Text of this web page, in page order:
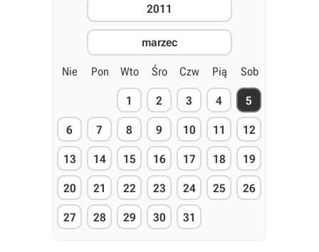
2011
marzec
Nie Pon Wto Śro Czw Pią Sob
1 2 3 4 5
6 7 8 9 10 11 12
13 14 15 16 17 18 19
20 21 22 23 24 25 26
27 28 29 30 31